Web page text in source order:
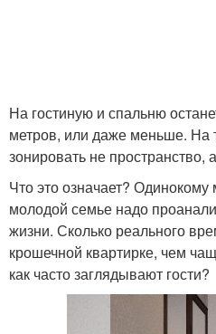
На гостиную и спальню
метров, или даже меньше. На
зонировать не пространство,
Что это означает?
молодой семье надо
жизни. Сколько реального
крошечной квартирке, чем
как часто заглядывают гости?